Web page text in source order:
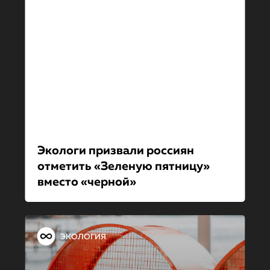
Экологи призвали россиян
отметить «Зеленую пятницу»
вместо «черной»
ЭКОЛОГИЯ